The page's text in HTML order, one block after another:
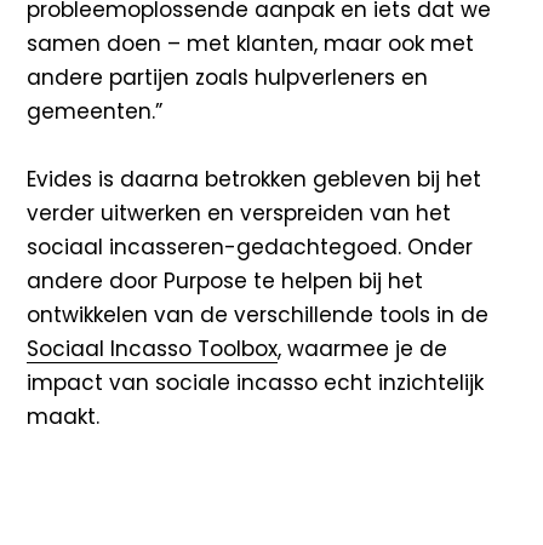
probleemoplossende aanpak en iets dat we
samen doen – met klanten, maar ook met
andere partijen zoals hulpverleners en
gemeenten.”
Evides is daarna betrokken gebleven bij het
verder uitwerken en verspreiden van het
sociaal incasseren-gedachtegoed. Onder
andere door Purpose te helpen bij het
ontwikkelen van de verschillende tools in de
Sociaal Incasso Toolbox, waarmee je de
impact van sociale incasso echt inzichtelijk
maakt.